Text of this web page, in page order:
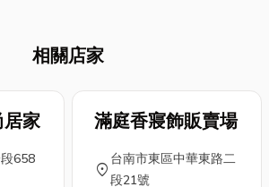
的拆除和水電
抓狂。畢竟管
線要重拉、開
點的、馬桶想
所需形狀和尺
寸的零件。沖
非常廣泛，涵
相關店家
家
658
滿庭香寢飾販賣場
location_on
台南市東區中華東路二
段21號